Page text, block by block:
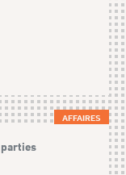
AFFAIRES